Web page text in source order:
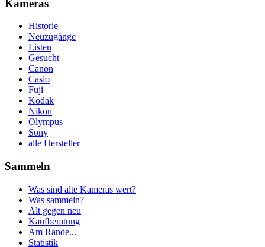
Kameras
Historie
Neuzugänge
Listen
Gesucht
Canon
Casio
Fuji
Kodak
Nikon
Olympus
Sony
alle Hersteller
Sammeln
Was sind alte Kameras wert?
Was sammeln?
Alt gegen neu
Kaufberatung
Am Rande...
Statistik